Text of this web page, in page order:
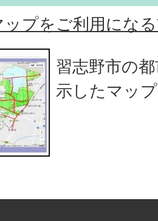
ップをご利用にな
習志野市の
示したマッ